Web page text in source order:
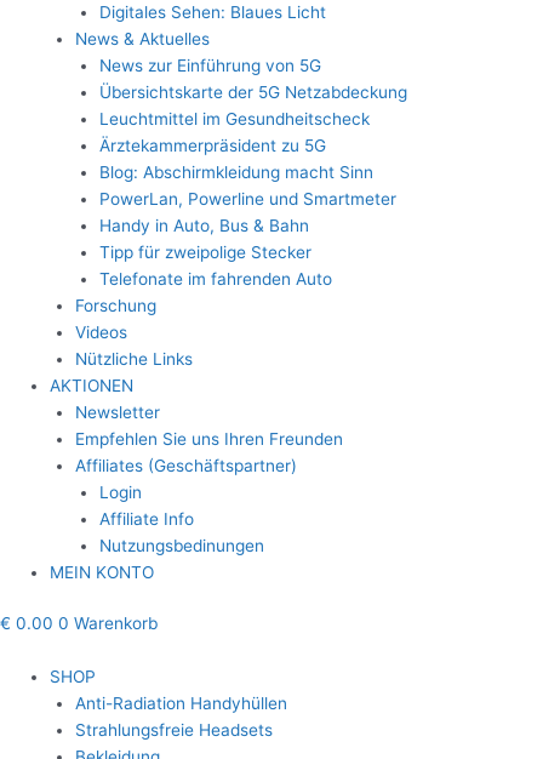
Digitales Sehen: Blaues Licht
News & Aktuelles
News zur Einführung von 5G
Übersichtskarte der 5G Netzabdeckung
Leuchtmittel im Gesundheitscheck
Ärztekammerpräsident zu 5G
Blog: Abschirmkleidung macht Sinn
PowerLan, Powerline und Smartmeter
Handy in Auto, Bus & Bahn
Tipp für zweipolige Stecker
Telefonate im fahrenden Auto
Forschung
Videos
Nützliche Links
AKTIONEN
Newsletter
Empfehlen Sie uns Ihren Freunden
Affiliates (Geschäftspartner)
Login
Affiliate Info
Nutzungsbedinungen
MEIN KONTO
€ 0.00 0 Warenkorb
SHOP
Anti-Radiation Handyhüllen
Strahlungsfreie Headsets